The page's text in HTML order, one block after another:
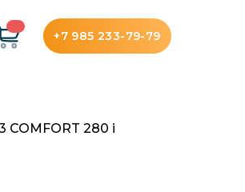
+7 985 233-79-79
COMFORT 280 i